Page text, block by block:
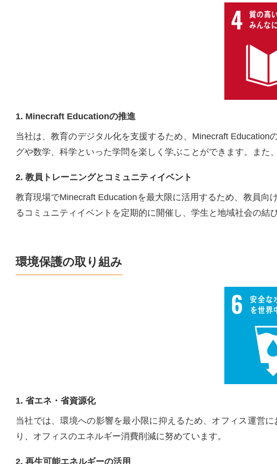
1. Minecraft Educationの推進
当社は、教育のデジタル化を支援するため、Minecraft
グや数学、科学といった学問を楽しく学ぶことができます。また
2. 教員トレーニングとコミュニティイベント
教育現場でMinecraft Educationを最大限に活用するため、教員
るコミュニティイベントを定期的に開催し、学生と地域社会の結
環境保護の取り組み
1. 省エネ・省資源化
当社では、環境への影響を最小限に抑えるため、オフィス運営
り、オフィスのエネルギー消費削減に努めています。
2. 再生可能エネルギーの活用